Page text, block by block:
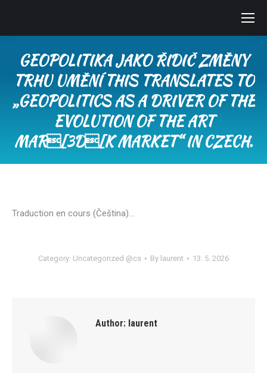
GEOPOLITIKA JAKO ŘIDIČ ZMĚNY
TRHU UMĚNÍ THIS TRANSLATES TO
„GEOPOLITICS AS A DRIVER OF THE
EVOLUTION OF THE ART
MAR[3D[K MARKET“ IN CZECH.
Traduction en cours (Čeština)…
Category: Uncategorized @cs By laurent 13. 5. 2026
Author: laurent